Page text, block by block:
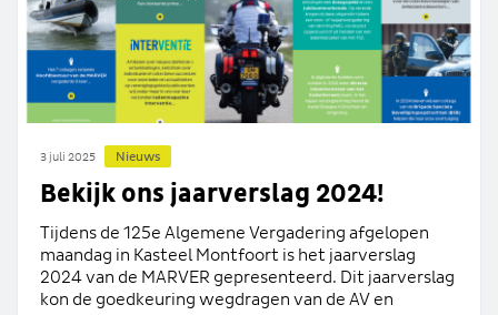
3 juli 2025 Nieuws
Bekijk ons jaarverslag 2024!
Tijdens de 125e Algemene Vergadering afgelopen
maandag in Kasteel Montfoort is het jaarverslag
2024 van de MARVER gepresenteerd. Dit jaarverslag
kon de goedkeuring wegdragen van de AV en